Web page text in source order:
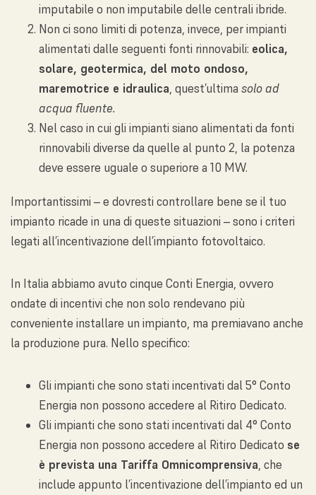
imputabile o non imputabile delle centrali ibride.
Non ci sono limiti di potenza, invece, per impianti
alimentati dalle seguenti fonti rinnovabili: eolica,
solare, geotermica, del moto ondoso,
maremotrice e idraulica, quest’ultima solo ad
acqua fluente.
Nel caso in cui gli impianti siano alimentati da fonti
rinnovabili diverse da quelle al punto 2, la potenza
deve essere uguale o superiore a 10 MW.
Importantissimi – e dovresti controllare bene se il tuo
impianto ricade in una di queste situazioni – sono i criteri
legati all’incentivazione dell’impianto fotovoltaico.
In Italia abbiamo avuto cinque Conti Energia, ovvero
ondate di incentivi che non solo rendevano più
conveniente installare un impianto, ma premiavano anche
la produzione pura. Nello specifico:
Gli impianti che sono stati incentivati dal 5° Conto
Energia non possono accedere al Ritiro Dedicato.
Gli impianti che sono stati incentivati dal 4° Conto
Energia non possono accedere al Ritiro Dedicato se
è prevista una Tariffa Omnicomprensiva, che
include appunto l’incentivazione dell’impianto ed un